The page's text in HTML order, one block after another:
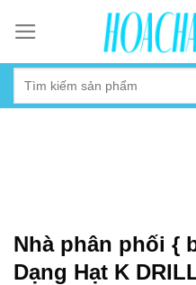
content
Nhà phân phối {
Dạng Hạt K